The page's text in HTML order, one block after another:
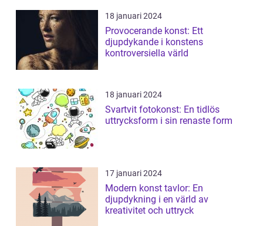
18 januari 2024
Provocerande konst: Ett
djupdykande i konstens
kontroversiella värld
18 januari 2024
Svartvit fotokonst: En tidlös
uttrycksform i sin renaste form
17 januari 2024
Modern konst tavlor: En
djupdykning i en värld av
kreativitet och uttryck